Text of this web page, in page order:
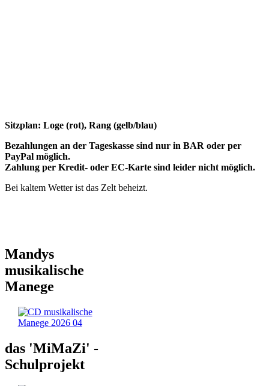
Sitzplan: Loge (rot), Rang (gelb/blau)
Bezahlungen an der Tageskasse sind nur in BAR oder per
PayPal möglich.
Zahlung per Kredit- oder EC-Karte sind leider nicht möglich.
Bei kaltem Wetter ist das Zelt beheizt.
Mandys
musikalische
Manege
das 'MiMaZi' -
Schulprojekt